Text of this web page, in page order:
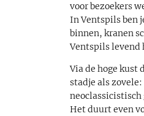
voor bezoekers
In Ventspils ben
binnen, kranen
Ventspils levend
Via de hoge kust
stadje als
neoclassicistisch
Het duurt even